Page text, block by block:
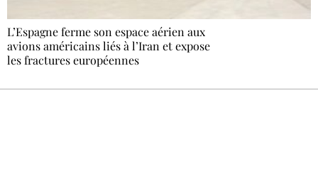
L’Espagne ferme son espace aérien aux
avions américains liés à l’Iran et expose
les fractures européennes